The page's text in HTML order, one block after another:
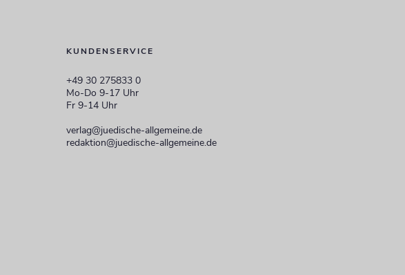
KUNDENSERVICE
+49 30 275833 0
Mo-Do 9-17 Uhr
Fr 9-14 Uhr
verlag@juedische-allgemeine.de
redaktion@juedische-allgemeine.de